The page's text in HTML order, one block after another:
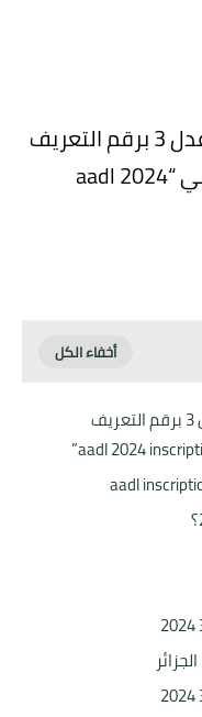
استمارة التسجيل في سكنات عدل 3 برقم التعريف
الوطني و رقم الضمان الاجتماعي “aadl 2024
استمارة التسجيل في سكنات عدل 3 برقم التعريف